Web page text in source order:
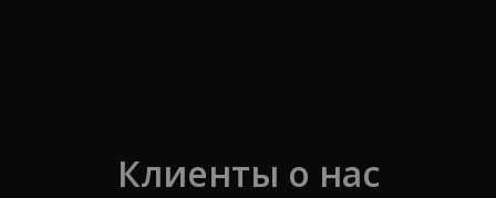
Клиенты о нас